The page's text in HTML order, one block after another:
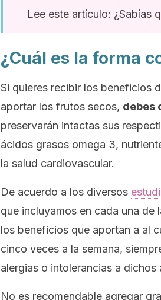
Lee este artículo: ¿Sabías
¿Cuál es la forma
Si quieres recibir los beneficios
aportar los frutos secos, debes
preservarán intactas sus
ácidos grasos omega 3,
la salud cardiovascular.
De acuerdo a los diversos
que incluyamos en cada una
los beneficios que aportan a al
cinco veces a la semana,
alergias o intolerancias a dichos
No es recomendable agregar